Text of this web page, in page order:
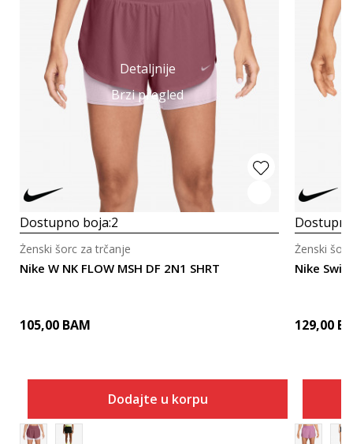
Detaljnije
Brzi pregled
Dostupno boja:2
Nike W NK FLOW MSH DF 2N1 SHRT
Ženski šorc za trčanje
105,00 BAM
Dodajte u korpu
Nike
Ženski
129,00